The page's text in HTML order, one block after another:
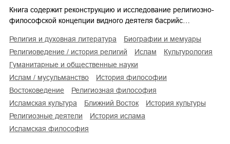
Книга содержит реконструкцию и исследование религиозно-
философской концепции видного деятеля басрийс…
религия и духовная литература
биографии и мемуары
религиоведение / история религий
ислам
культурология
гуманитарные и общественные науки
Ислам / мусульманство
история философии
востоковедение
религиозная философия
исламская культура
Ближний Восток
история культуры
религиозные деятели
история ислама
исламская философия